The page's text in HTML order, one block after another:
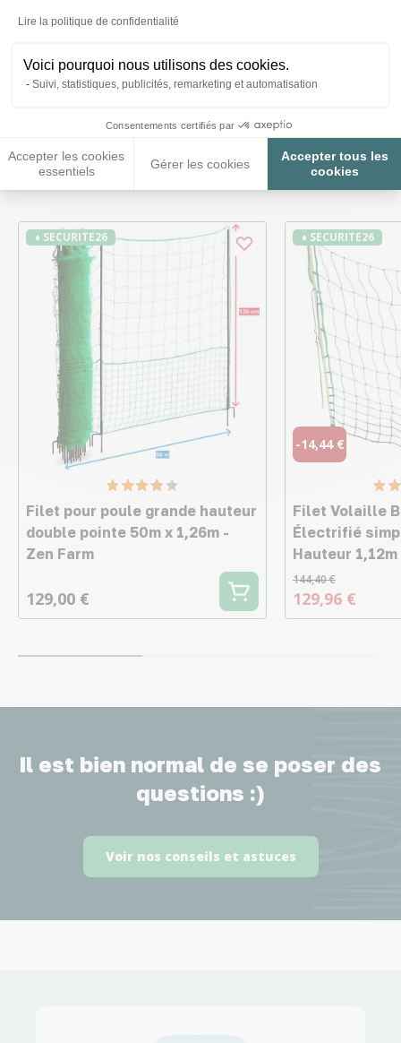
Lire la politique de confidentialité
Voici pourquoi nous utilisons des cookies.
Suivi, statistiques, publicités, remarketing et automatisation
Consentements certifiés par
Accepter les cookies
essentiels
Gérer les cookies
Accepter tous les
cookies
Axeptio consent
Ces produits peuvent vous
intéresser
♦ SECURITE26
Filet pour poule grande hauteur
double pointe 50m x 1,26m -
Zen Farm
129,00 €
-14,44 €
♦ SECURITE26
Filet Volaille
Électrifié
Hauteur 1,12m
144,40 €
129,96 €
Il est bien normal de se poser des
questions :)
Voir nos conseils et astuces